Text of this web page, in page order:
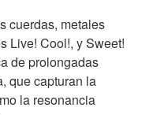
cuerdas, metales
Live! Cool!, y Sweet!
de prolongadas
que capturan la
la resonancia